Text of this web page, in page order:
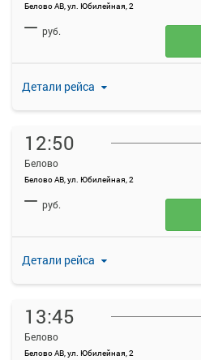
Белово АВ, ул. Юбилейная, 2
Детали рейса
— руб.
12:50
Белово
Белово АВ, ул. Юбилейная, 2
Детали рейса
— руб.
13:45
Белово
Белово АВ, ул. Юбилейная, 2